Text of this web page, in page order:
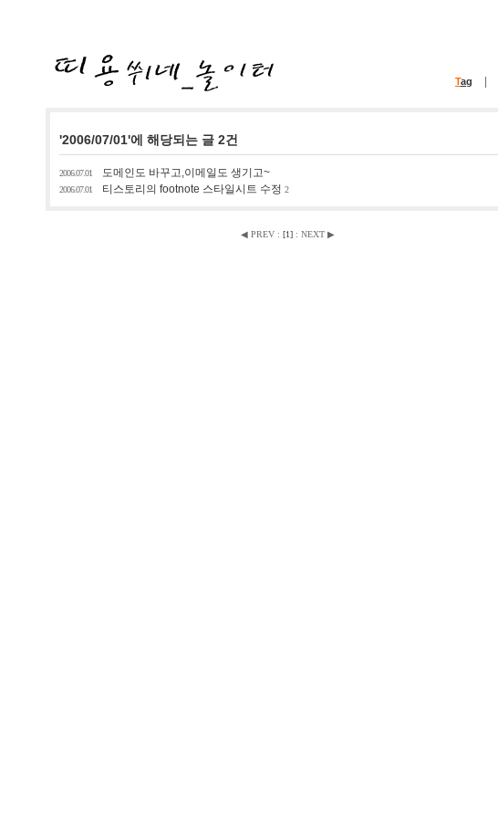
Tag
'2006/07/01'에 해당되는 글 2건
2006.07.01 도메인도 바꾸고,이메일도 생기고~
2006.07.01 티스토리의 footnote 스타일시트 수정 2
◀ PREV : [1]: NEXT ▶